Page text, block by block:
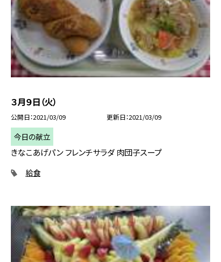
３月９日（火）
公開日 2021/03/09 更新日 2021/03/09
今日の献立
きなこあげパン フレンチサラダ 肉団子スープ
給食